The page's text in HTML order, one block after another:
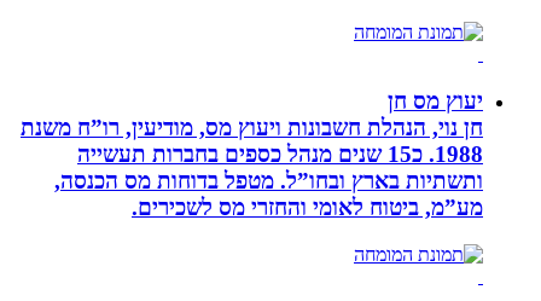
יעוץ מס חן
חן נוי, הנהלת חשבונות ויעוץ מס, מודיעין, רו”ח משנת
1988. כ15 שנים מנהל כספים בחברות תעשייה
ותשתיות בארץ ובחו”ל. מטפל בדוחות מס הכנסה,
מע”מ, ביטוח לאומי והחזרי מס לשכירים.